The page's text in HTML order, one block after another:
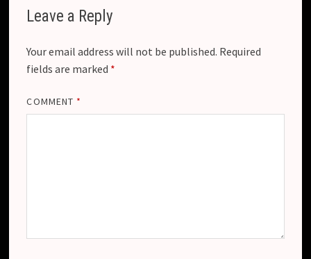
Leave a Reply
Your email address will not be published. Required
fields are marked *
COMMENT *